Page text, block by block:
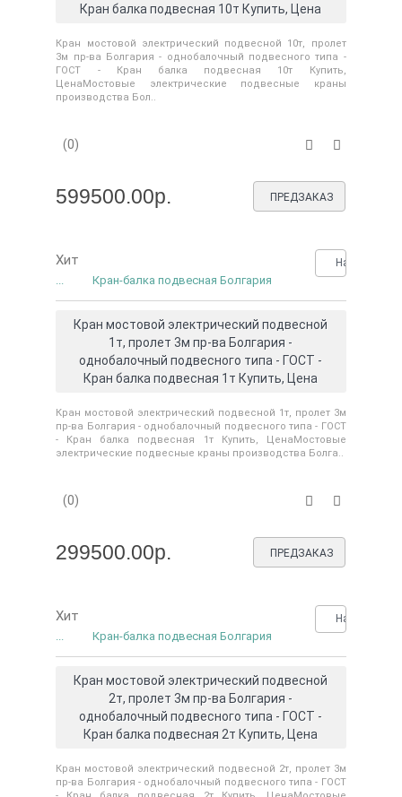
Кран балка подвесная 10т Купить, Цена
Кран мостовой электрический подвесной 10т, пролет
3м пр-ва Болгария - однобалочный подвесного типа -
ГОСТ - Кран балка подвесная 10т Купить,
ЦенаМостовые электрические подвесные краны
производства Бол..
(0)
599500.00р. ПРЕДЗАКАЗ
Хит Нашли
... Кран-балка подвесная Болгария
Кран мостовой электрический подвесной
1т, пролет 3м пр-ва Болгария -
однобалочный подвесного типа - ГОСТ -
Кран балка подвесная 1т Купить, Цена
Кран мостовой электрический подвесной 1т, пролет 3м
пр-ва Болгария - однобалочный подвесного типа - ГОСТ
- Кран балка подвесная 1т Купить, ЦенаМостовые
электрические подвесные краны производства Болга..
(0)
299500.00р. ПРЕДЗАКАЗ
Хит Нашли
... Кран-балка подвесная Болгария
Кран мостовой электрический подвесной
2т, пролет 3м пр-ва Болгария -
однобалочный подвесного типа - ГОСТ -
Кран балка подвесная 2т Купить, Цена
Кран мостовой электрический подвесной 2т, пролет 3м
пр-ва Болгария - однобалочный подвесного типа - ГОСТ